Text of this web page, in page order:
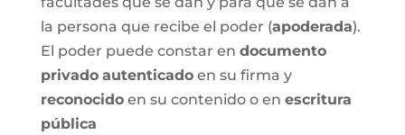
la persona que recibe el poder (apoderada).
El poder puede constar en documento
privado autenticadoen su firma y
reconocidoen su contenido o en escritura
pública